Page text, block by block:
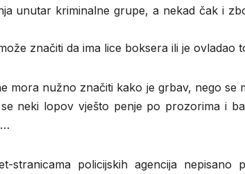
unutar kriminalne grupe, a nekad čak i
značiti da ima lice boksera ili je ovladao
mora nužno značiti kako je grbav, nego se
neki lopov vješto penje po prozorima i
stranicama policijskih agencija nepisano